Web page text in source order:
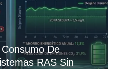
De
RAS Sin